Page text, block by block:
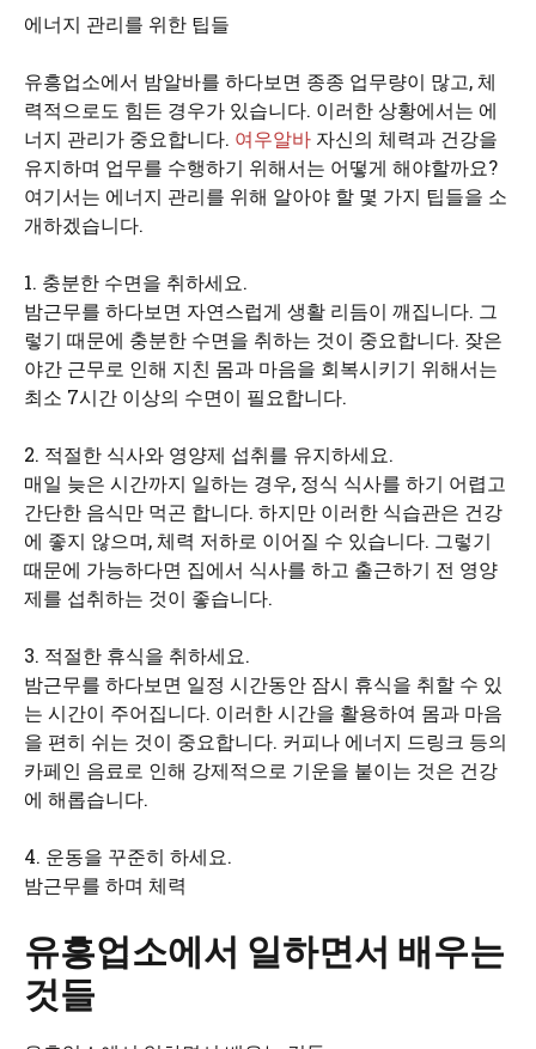
에너지 관리를 위한 팁들
유흥업소에서 밤알바를 하다보면 종종 업무량이 많고, 체
력적으로도 힘든 경우가 있습니다. 이러한 상황에서는 에
너지 관리가 중요합니다. 여우알바 자신의 체력과 건강을
유지하며 업무를 수행하기 위해서는 어떻게 해야할까요?
여기서는 에너지 관리를 위해 알아야 할 몇 가지 팁들을 소
개하겠습니다.
1. 충분한 수면을 취하세요.
밤근무를 하다보면 자연스럽게 생활 리듬이 깨집니다. 그
렇기 때문에 충분한 수면을 취하는 것이 중요합니다. 잦은
야간 근무로 인해 지친 몸과 마음을 회복시키기 위해서는
최소 7시간 이상의 수면이 필요합니다.
2. 적절한 식사와 영양제 섭취를 유지하세요.
매일 늦은 시간까지 일하는 경우, 정식 식사를 하기 어렵고
간단한 음식만 먹곤 합니다. 하지만 이러한 식습관은 건강
에 좋지 않으며, 체력 저하로 이어질 수 있습니다. 그렇기
때문에 가능하다면 집에서 식사를 하고 출근하기 전 영양
제를 섭취하는 것이 좋습니다.
3. 적절한 휴식을 취하세요.
밤근무를 하다보면 일정 시간동안 잠시 휴식을 취할 수 있
는 시간이 주어집니다. 이러한 시간을 활용하여 몸과 마음
을 편히 쉬는 것이 중요합니다. 커피나 에너지 드링크 등의
카페인 음료로 인해 강제적으로 기운을 붙이는 것은 건강
에 해롭습니다.
4. 운동을 꾸준히 하세요.
밤근무를 하며 체력
유흥업소에서 일하면서 배우는
것들